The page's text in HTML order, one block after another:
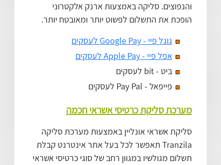
והנפוצים. סליקה באמצעות ארנק אלקטרוני
הופכת את התשלום לפשוט יותר ומאובטח יותר.
גוגל פיי - Google Pay לעסקים
אפל פיי - Apple Pay לעסקים
ביט - bit לעסקים
פייפאל - Pay Pal לעסקים
מערכת סליקת כרטיסי אשראי חכמה
סליקת אשראי אונליין באמצעות מערכת סליקה
Tranzila תאפשר לכל בעל אתר אינטרנט קבלת
תשלום מגולשיו במגוון רחב של סוגי כרטיסי אשראי